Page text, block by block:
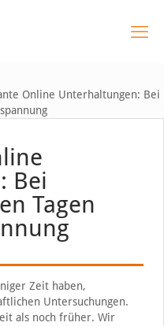
Online Unterhaltungen: Bei
Bei
Tagen
Zeit haben,
Untersuchungen.
als noch früher. Wir